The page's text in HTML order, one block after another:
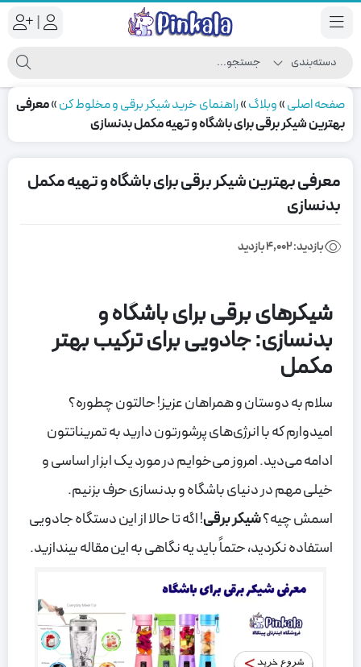
|
صفحه اصلی»وبلاگ»راهنمای خرید شیکر برقی و مخلوط کن»معرفی
بهترین شیکر برقی برای باشگاه و تهیه مکمل بدنسازی
معرفی بهترین شیکر برقی برای باشگاه و تهیه مکمل
بدنسازی
بازدید:4,002 بازدید
شیکرهای برقی برای باشگاه و
بدنسازی: جادویی برای ترکیب‌ بهتر
مکمل
سلام به دوستان و همراهان عزیز! حالتون چطوره؟
امیدوارم که با انرژی‌های پرشورتون دارید به تمریناتتون
ادامه می‌دید. امروز می‌خوایم در مورد یک ابزار اساسی و
خیلی مهم در دنیای باشگاه و بدنسازی حرف بزنیم.
اسمش چیه؟شیکر برقی! اگه تا حالا از این دستگاه جادویی
استفاده نکردید، حتماً باید یه نگاهی به این مقاله بیندازید.